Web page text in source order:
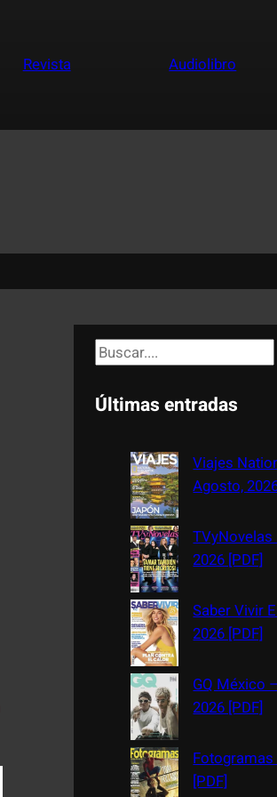
Revista Audiolibro
S
e
a
Últimas entradas
Viajes
Agosto,
2026 [PDF]
Saber Vivir
2026 [PDF]
GQ México
2026 [PDF]
[PDF]